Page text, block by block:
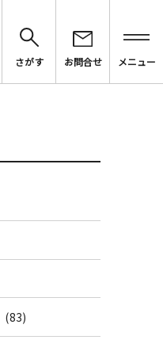
さがす お問合せ メニュー
(83)